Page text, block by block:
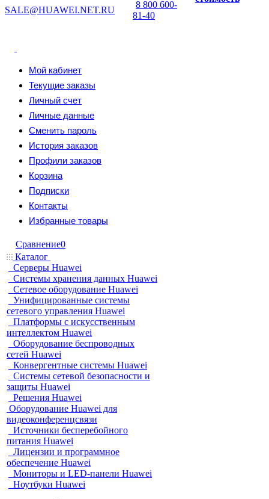
SALE@HUAWEI.NET.RU
8 800 600-
81-40
Мой кабинет
Текущие заказы
Личный счет
Личные данные
Сменить пароль
История заказов
Профили заказов
Корзина
Подписки
Контакты
Избранные товары
Сравнение0
Каталог
Серверы Huawei
Системы хранения данных Huawei
Сетевое оборудование Huawei
Унифицированные системы
сетевого управления Huawei
Платформы с искусственным
интеллектом Huawei
Оборудование беспроводных
сетей Huawei
Конвергентные системы Huawei
Системы сетевой безопасности и
защиты Huawei
Решения Huawei
Оборудование Huawei для
видеоконференцсвязи
Источники бесперебойного
питания Huawei
Лицензии и программное
обеспечение Huawei
Мониторы и LED-панели Huawei
Ноутбуки Huawei